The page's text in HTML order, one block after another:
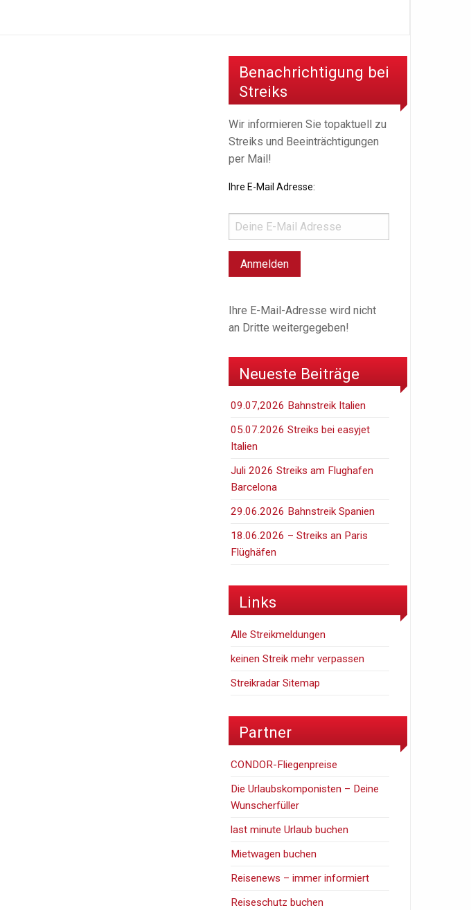
Benachrichtigung bei
Streiks
Wir informieren Sie topaktuell zu
Streiks und Beeinträchtigungen
per Mail!
Ihre E-Mail Adresse:
Ihre E-Mail-Adresse wird nicht
an Dritte weitergegeben!
Neueste Beiträge
09.07,2026 Bahnstreik Italien
05.07.2026 Streiks bei easyjet
Italien
Juli 2026 Streiks am Flughafen
Barcelona
29.06.2026 Bahnstreik Spanien
18.06.2026 – Streiks an Paris
Flüghäfen
Links
Alle Streikmeldungen
keinen Streik mehr verpassen
Streikradar Sitemap
Partner
CONDOR-Fliegenpreise
Die Urlaubskomponisten – Deine
Wunscherfüller
last minute Urlaub buchen
Mietwagen buchen
Reisenews – immer informiert
Reiseschutz buchen